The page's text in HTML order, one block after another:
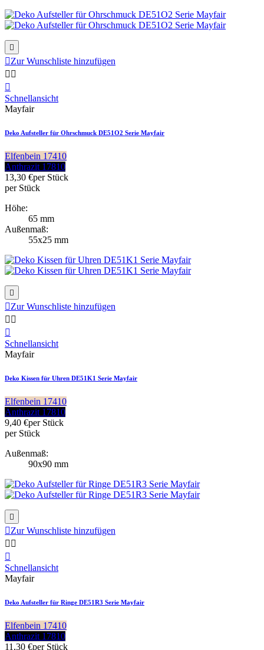

Zur Wunschliste hinzufügen
 

Schnellansicht
Mayfair
Deko Aufsteller für Ohrschmuck DE51O2 Serie Mayfair
Elfenbein 17410
Anthrazit 17810
13,30 €per Stück
per Stück
Höhe:
65 mm
Außenmaß:
55x25 mm

Zur Wunschliste hinzufügen
 

Schnellansicht
Mayfair
Deko Kissen für Uhren DE51K1 Serie Mayfair
Elfenbein 17410
Anthrazit 17810
9,40 €per Stück
per Stück
Außenmaß:
90x90 mm

Zur Wunschliste hinzufügen
 

Schnellansicht
Mayfair
Deko Aufsteller für Ringe DE51R3 Serie Mayfair
Elfenbein 17410
Anthrazit 17810
11,30 €per Stück